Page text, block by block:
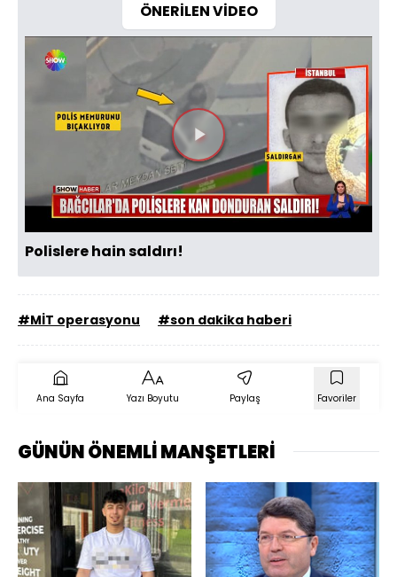
ÖNERİLEN VİDEO
Videoyu
Oynat
Polislere hain saldırı!
#MİT operasyonu #son dakika haberi
Ana Sayfa Yazı Boyutu Paylaş Favoriler
GÜNÜN ÖNEMLİ MANŞETLERİ